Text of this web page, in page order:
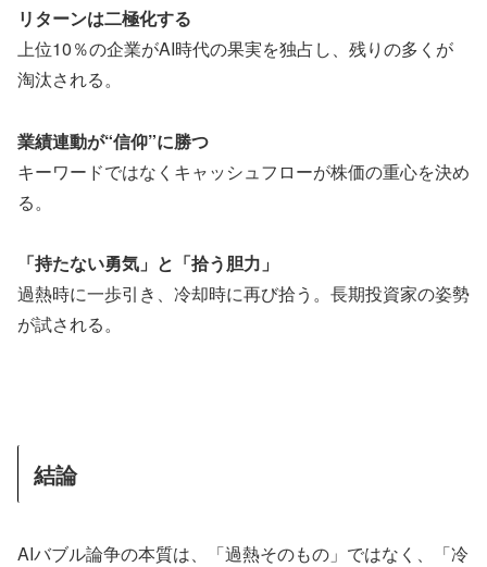
リターンは二極化する
上位10％の企業がAI時代の果実を独占し、残りの多くが
淘汰される。
業績連動が“信仰”に勝つ
キーワードではなくキャッシュフローが株価の重心を決め
る。
「持たない勇気」と「拾う胆力」
過熱時に一歩引き、冷却時に再び拾う。長期投資家の姿勢
が試される。
結論
AIバブル論争の本質は、「過熱そのもの」ではなく、「冷